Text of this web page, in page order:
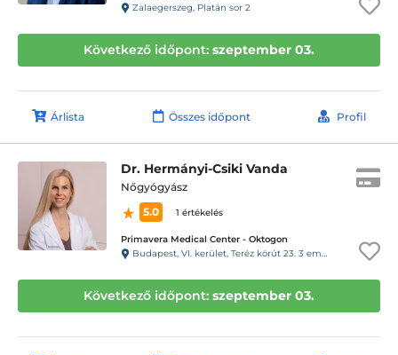
Zalaegerszeg, Platán sor 2
Következő időpont: szeptember 03.
Árlista Összes időpont Profil
Dr. Hermányi-Csiki Vanda
Nőgyógyász
5.0
1 értékelés
Primavera Medical Center - Oktogon
Budapest, VI. kerület, Teréz körút 23. 3 em. 11. ajtó
Következő időpont: szeptember 03.